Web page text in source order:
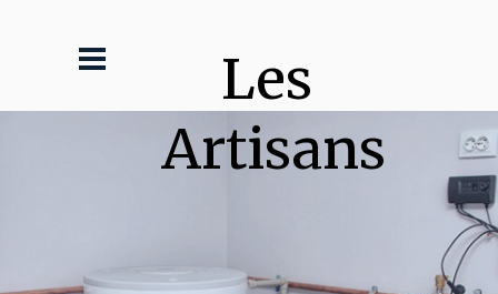
Les
Artisans